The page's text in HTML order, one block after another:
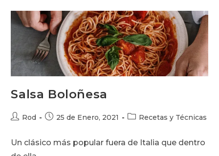
Salsa Boloñesa
Autor
entrada:
Rod
Publicación
entrada:
25 de Enero, 2021
Categoría
entrada:
Recetas y Técnicas
Un clásico más popular fuera de Italia que dentro